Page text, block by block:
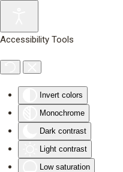
Accessibility Tools
Invert colors
Monochrome
Dark contrast
Light contrast
Low saturation